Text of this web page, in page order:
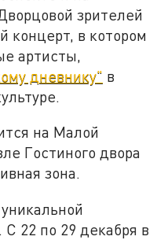
зрителей
концерт, в котором
артисты,
дневнику" в
на Малой
Гостиного двора
зона.
С 22 по 29 декабря в